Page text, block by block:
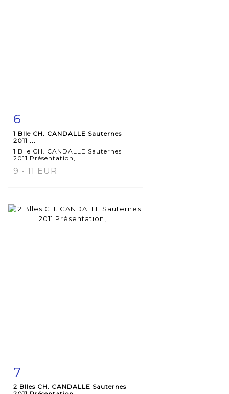
détaillée
6
1 Blle CH. CANDALLE Sauternes
2011 ...
1 Blle CH. CANDALLE Sauternes
2011 Présentation,...
9 - 11 EUR
détaillée
7
2 Blles CH. CANDALLE Sauternes